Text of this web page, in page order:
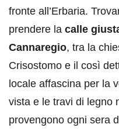
fronte all’Erbaria.
prendere la calle
Cannaregio, tra la
Crisostomo e il così
locale affascina per la
vista e le travi di legno
provengono ogni sera